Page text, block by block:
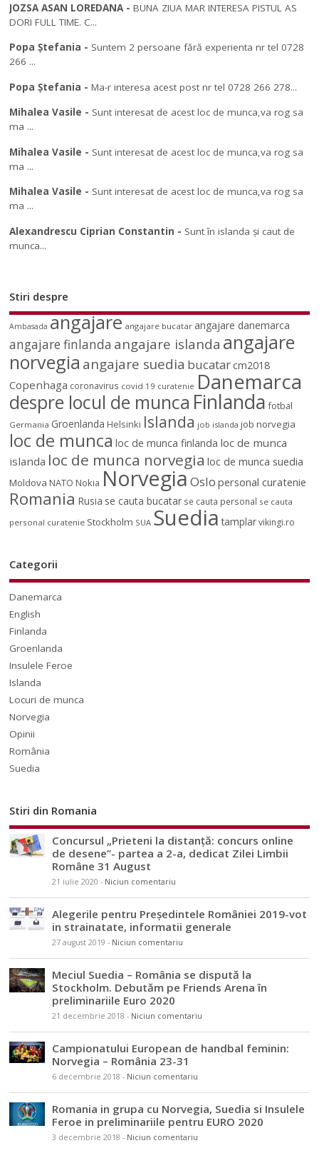
JOZSA ASAN LOREDANA-BUNA ZIUA MAR INTERESA PISTUL AS
DORI FULL TIME. C...
Popa Ștefania - Suntem 2 persoane fără experienta nr tel 0728
266 ...
Popa Ștefania -Ma-r interesa acest post nr tel 0728 266 278...
Mihalea Vasile - Sunt interesat de acest loc de munca,va rog sa
ma ...
Mihalea Vasile - Sunt interesat de acest loc de munca,va rog sa
ma ...
Mihalea Vasile - Sunt interesat de acest loc de munca,va rog sa
ma ...
Alexandrescu Ciprian Constantin - Sunt în islanda și caut de
munca...
Stiri despre
Ambasada angajare angajare bucatar angajare danemarca
angajare finlanda angajare islanda angajare
norvegia angajare suedia bucatarcm2018
Copenhaga coronavirus covid 19 curatenie Danemarca
despre locul de munca Finlanda fotbal
Germania Groenlanda Helsinki Islanda job islanda job norvegia
loc de munca loc de munca finlanda loc de munca
islanda loc de munca norvegia loc de munca suedia
Moldova NATO Nokia NorvegiaOslo personal curatenie
Romania Rusia se cauta bucatar se cauta personal se cauta
personal curatenie Stockholm SUA Suedia tamplar vikingi.ro
Categorii
Danemarca
English
Finlanda
Groenlanda
Insulele Feroe
Islanda
Locuri de munca
Norvegia
Opinii
România
Suedia
Stiri din Romania
Concursul „Prieteni la distanță: concurs online
de desene”- partea a 2-a, dedicat Zilei Limbii
Române 31 August
21 iulie 2020 - Niciun comentariu
Alegerile pentru Președintele României 2019-vot
in strainatate, informatii generale
27 august 2019 - Niciun comentariu
Meciul Suedia – România se dispută la
Stockholm. Debutăm pe Friends Arena în
preliminariile Euro 2020
21 decembrie 2018 - Niciun comentariu
Campionatului European de handbal feminin:
Norvegia – România 23-31
6 decembrie 2018 - Niciun comentariu
Romania in grupa cu Norvegia, Suedia si Insulele
Feroe in preliminariile pentru EURO 2020
3 decembrie 2018 - Niciun comentariu